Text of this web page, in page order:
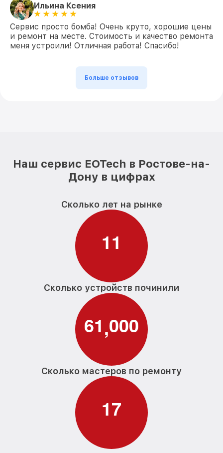
Ильина Ксения
Сервис просто бомба! Очень круто, хорошие цены
и ремонт на месте. Стоимость и качество ремонта
меня устроили! Отличная работа! Спасибо!
Больше отзывов
Наш сервис EOTech в Ростове-на-
Дону в цифрах
Сколько лет на рынке
11
Сколько устройств починили
61,000
Сколько мастеров по ремонту
17